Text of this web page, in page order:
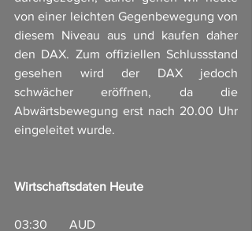
von einer leichten Gegenbewegung von
diesem Niveau aus und kaufen daher
den DAX. Zum offiziellen Schlussstand
gesehen wird der DAX jedoch
schwächer eröffnen, da die
Abwärtsbewegung erst nach 20.00 Uhr
eingeleitet wurde.
Wirtschaftsdaten Heute
03:30       AUD